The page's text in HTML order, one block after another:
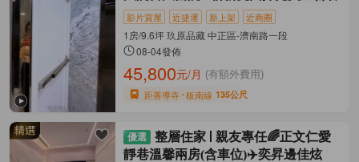
影片賞屋 近捷運 新上架 近商圈
1房/9.6坪 玖原品藏 中正區-濟南路一段
08-04發佈
45,800元/月 (有額外費用)
距善導寺 板南線 135公尺
整層住家
親友專任🌈正文仁愛
靜巷溫馨兩房(含車位)✈️奕昇邊佳炫